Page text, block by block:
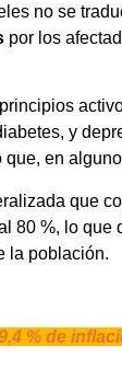
no se
por los
y
que, en
que
80 %, lo
la población.
% de